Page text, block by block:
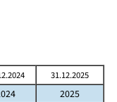
31.12.2025
2025